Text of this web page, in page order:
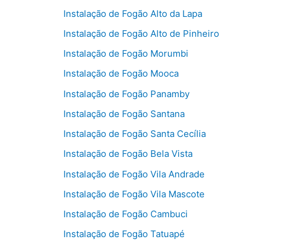
Instalação de Fogão Alto da Lapa
Instalação de Fogão Alto de Pinheiro
Instalação de Fogão Morumbi
Instalação de Fogão Mooca
Instalação de Fogão Panamby
Instalação de Fogão Santana
Instalação de Fogão Santa Cecília
Instalação de Fogão Bela Vista
Instalação de Fogão Vila Andrade
Instalação de Fogão Vila Mascote
Instalação de Fogão Cambuci
Instalação de Fogão Tatuapé